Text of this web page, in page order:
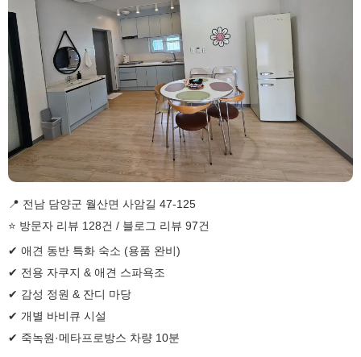
📍 전남 담양군 월산면 사암길 47-125
⭐ 방문자 리뷰 128건 / 블로그 리뷰 97건
✔ 애견 동반 특화 숙소 (용품 완비)
✔ 전용 자쿠지 & 애견 스파욕조
✔ 감성 정원 & 잔디 마당
✔ 개별 바비큐 시설
✔ 죽녹원·메타프로방스 차량 10분